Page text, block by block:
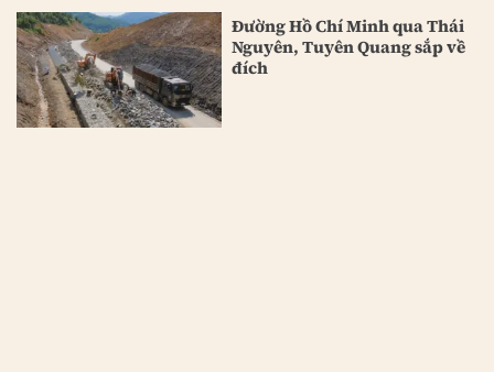
Đường Hồ Chí Minh qua Thái
Nguyên, Tuyên Quang sắp về
đích